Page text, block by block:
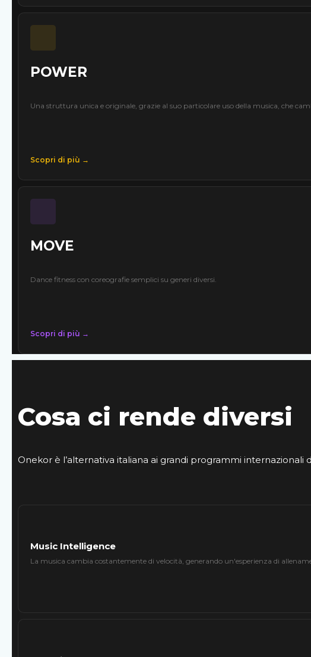
POWER
Una struttura unica e originale, grazie al suo particolare uso della musica, che
Scopri di più →
MOVE
Dance fitness con coreografie semplici su generi diversi.
Scopri di più →
Cosa ci rende diversi
Onekor è l’alternativa italiana ai grandi programmi internazionali
Music Intelligence
La musica cambia costantemente di velocità, generando un'esperienza di